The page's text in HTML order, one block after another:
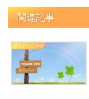
関連記事
日々のつぶやき